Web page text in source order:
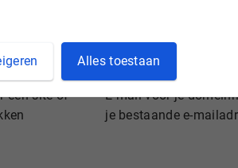
Alles toestaan
een site of
Gratis e-mail
E-mail voor je
je bestaande e-